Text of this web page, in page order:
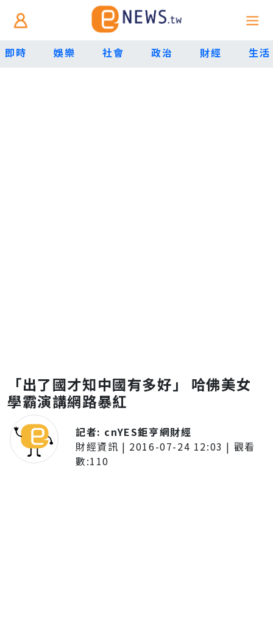
即時 娛樂 社會 政治 財經 生活
「出了國才知中國有多好」 哈佛美女
學霸演講網路暴紅
記者: cnYES鉅亨網財經
財經資訊 | 2016-07-24 12:03 | 觀看
數:110